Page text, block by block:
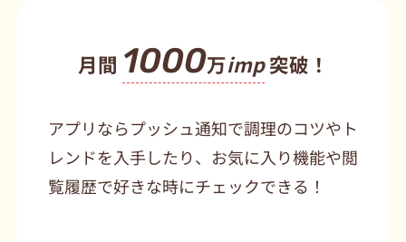
月間 1000万imp突破！
アプリならプッシュ通知で調理のコツやト
レンドを入手したり、お気に入り機能や閲
覧履歴で好きな時にチェックできる！